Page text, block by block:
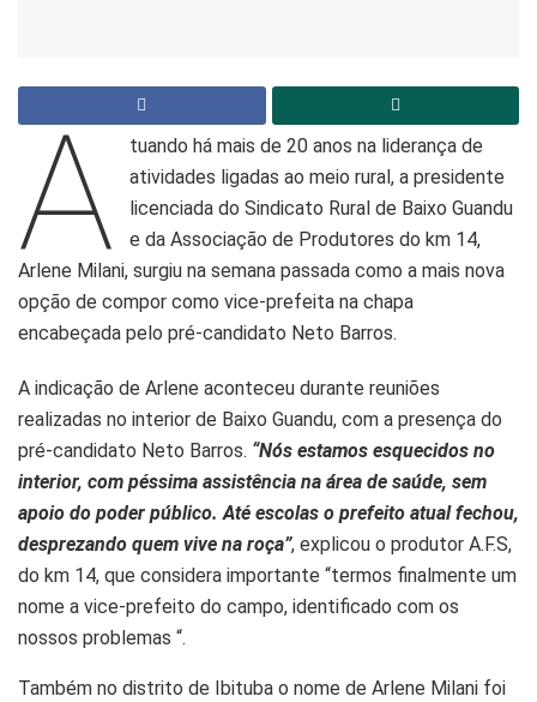
A
tuando há mais de 20 anos na liderança de
atividades ligadas ao meio rural, a presidente
licenciada do Sindicato Rural de Baixo Guandu
e da Associação de Produtores do km 14,
Arlene Milani, surgiu na semana passada como a mais nova
opção de compor como vice-prefeita na chapa
encabeçada pelo pré-candidato Neto Barros.
A indicação de Arlene aconteceu durante reuniões
realizadas no interior de Baixo Guandu, com a presença do
pré-candidato Neto Barros. “Nós estamos esquecidos no
interior, com péssima assistência na área de saúde, sem
apoio do poder público. Até escolas o prefeito atual fechou,
desprezando quem vive na roça”, explicou o produtor A.F.S,
do km 14, que considera importante “termos finalmente um
nome a vice-prefeito do campo, identificado com os
nossos problemas “.
Também no distrito de Ibituba o nome de Arlene Milani foi